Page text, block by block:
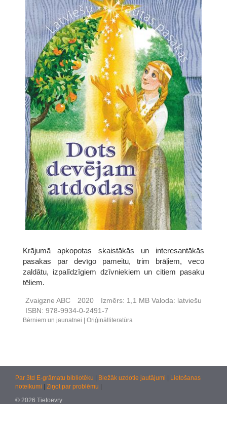
Krājumā apkopotas skaistākās un interesantākās
pasakas par devīgo pameitu, trim brāļiem, veco
zaldātu, izpalīdzīgiem dzīvniekiem un citiem pasaku
tēliem.
Zvaigzne ABC 2020 Izmērs: 1,1 MB Valoda: latviešu
ISBN: 978-9934-0-2491-7
Bērniem un jaunatnei Oriģinālliteratūra
Par 3td E-grāmatu bibliotēku Biežāk uzdotie jautājumi
Lietošanas
noteikumi
Ziņot par problēmu
© 2026 Tietoevry